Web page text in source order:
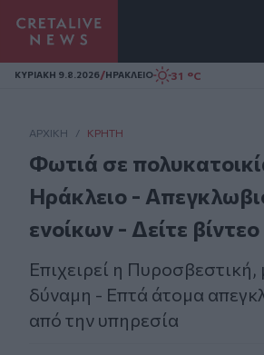
Homepage
ΚΥΡΙΑΚΗ 9.8.2026/ΗΡΑΚΛΕΙΟ 31 °C
ΑΡΧΙΚΗ / ΚΡΉΤΗ
Φωτιά σε
Ηράκλειο -
ενοίκων - Δείτε βίντεο
Επιχειρεί η Πυροσβεστική,
δύναμη - Επτά άτομα
από την υπηρεσία